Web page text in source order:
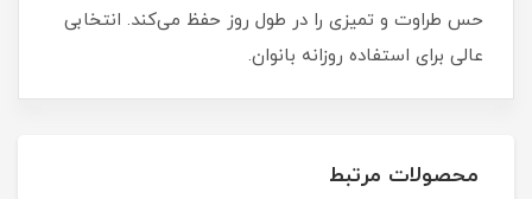
حس طراوت و تمیزی را در طول روز حفظ می‌کند. انتخابی
عالی برای استفاده روزانه بانوان.
محصولات مرتبط